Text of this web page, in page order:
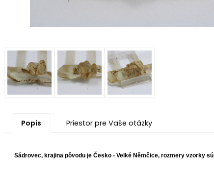
Popis Priestor pre Vaše otázky
Sádrovec, krajina pôvodu je Česko - Velké Němčice, rozmery vzorky